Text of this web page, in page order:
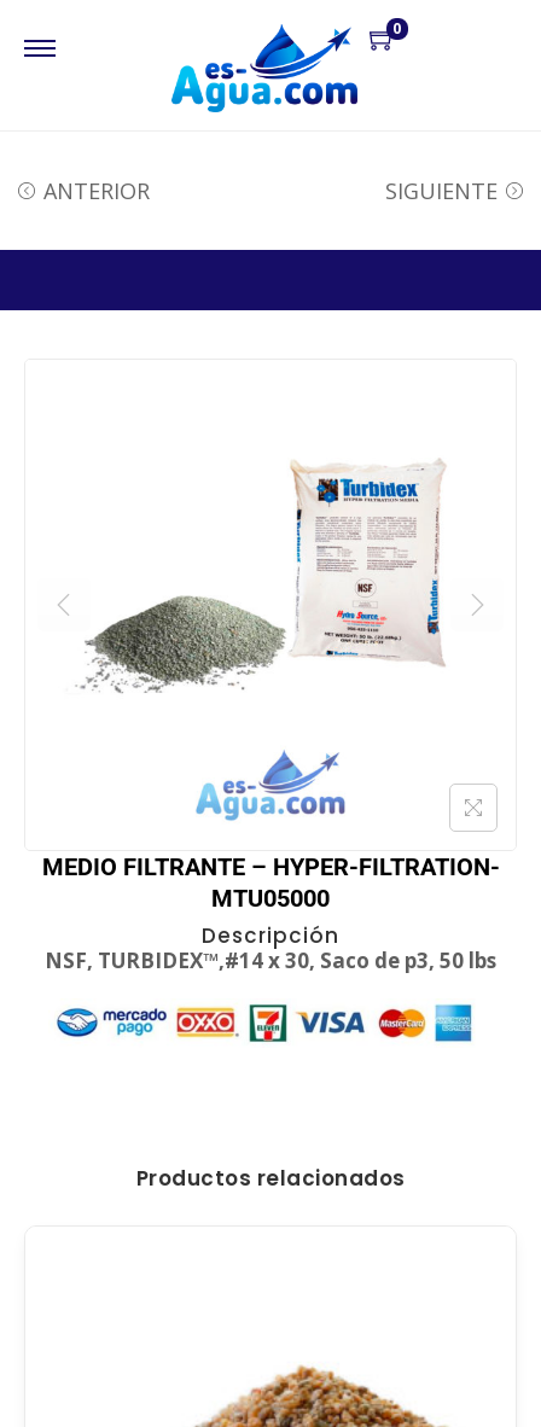
0
ANTERIOR SIGUIENTE
MEDIO FILTRANTE – HYPER-FILTRATION-
MTU05000
Descripción
NSF, TURBIDEX™,#14 x 30, Saco de p3, 50 lbs
Productos relacionados